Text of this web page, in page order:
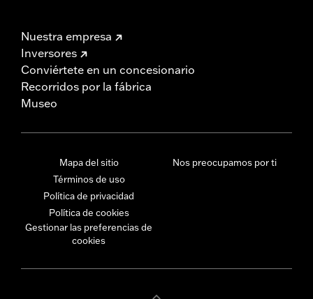
Nuestra empresa
Inversores
Conviértete en un concesionario
Recorridos por la fábrica
Museo
Mapa del sitio
Términos de uso
Política de privacidad
Política de cookies
Gestionar las preferencias de
cookies
Nos preocupamos por ti